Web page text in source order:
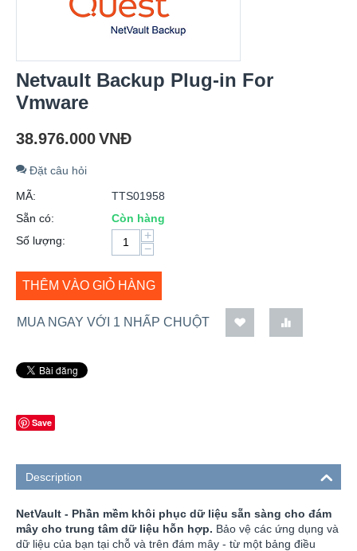
Netvault Backup Plug-in For
Vmware
38.976.000VNĐ
Đặt câu hỏi
MÃ:
TTS01958
Sẵn có:
Còn hàng
Số lượng:
+
−
THÊM VÀO GIỎ HÀNG
MUA NGAY VỚI 1 NHẤP CHUỘT
Save
Description
NetVault - Phần mềm khôi phục dữ liệu sẵn sàng cho đám
mây cho trung tâm dữ liệu hỗn hợp. Bảo vệ các ứng dụng và
dữ liệu của bạn tại chỗ và trên đám mây - từ một bảng điều